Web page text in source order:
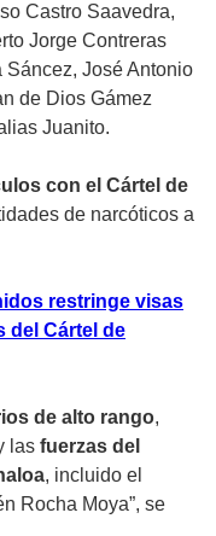
Castro Saavedra,
Jorge Contreras
Sáncez, José Antonio
de Dios Gámez
Juanito.
con el Cártel de
de narcóticos a
restringe visas
del Cártel de
de alto rango,
las fuerzas del
, incluido el
Rocha Moya”, se